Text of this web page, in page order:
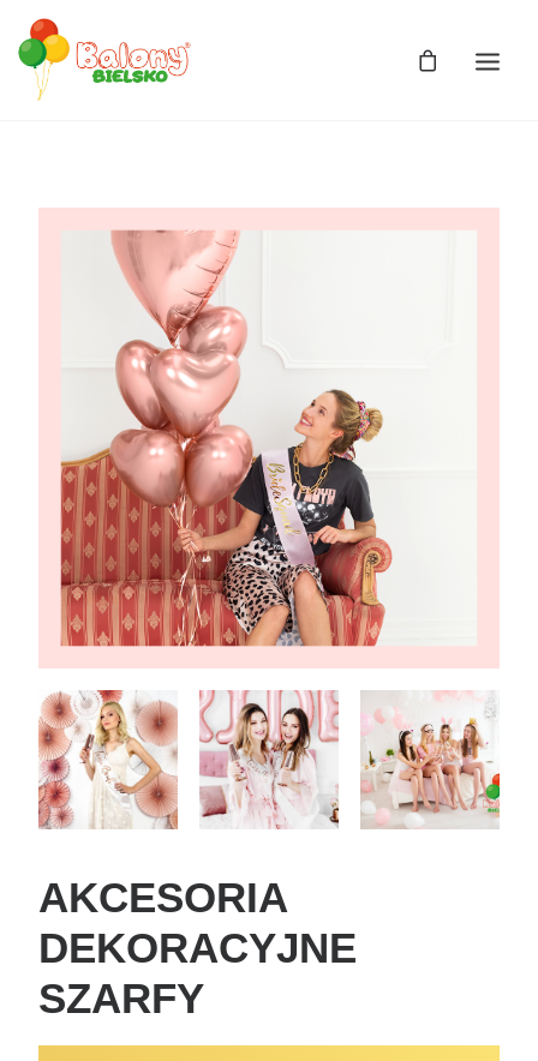
Balony z helem
Balony Bajki
Licencja
Dekoracje
Wesele
Oferta
Akcesoria
Okazje
AKCESORIA
DEKORACYJNE
SZARFY